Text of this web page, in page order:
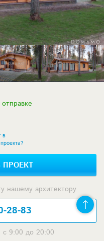
в
ПРОЕКТ
нашему архитектору
28-83
с 9:00 до 20:00